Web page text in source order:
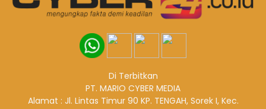
Di Terbitkan
PT. MARIO CYBER MEDIA
Alamat : Jl. Lintas Timur 90 KP. TENGAH, Sorek I, Kec.